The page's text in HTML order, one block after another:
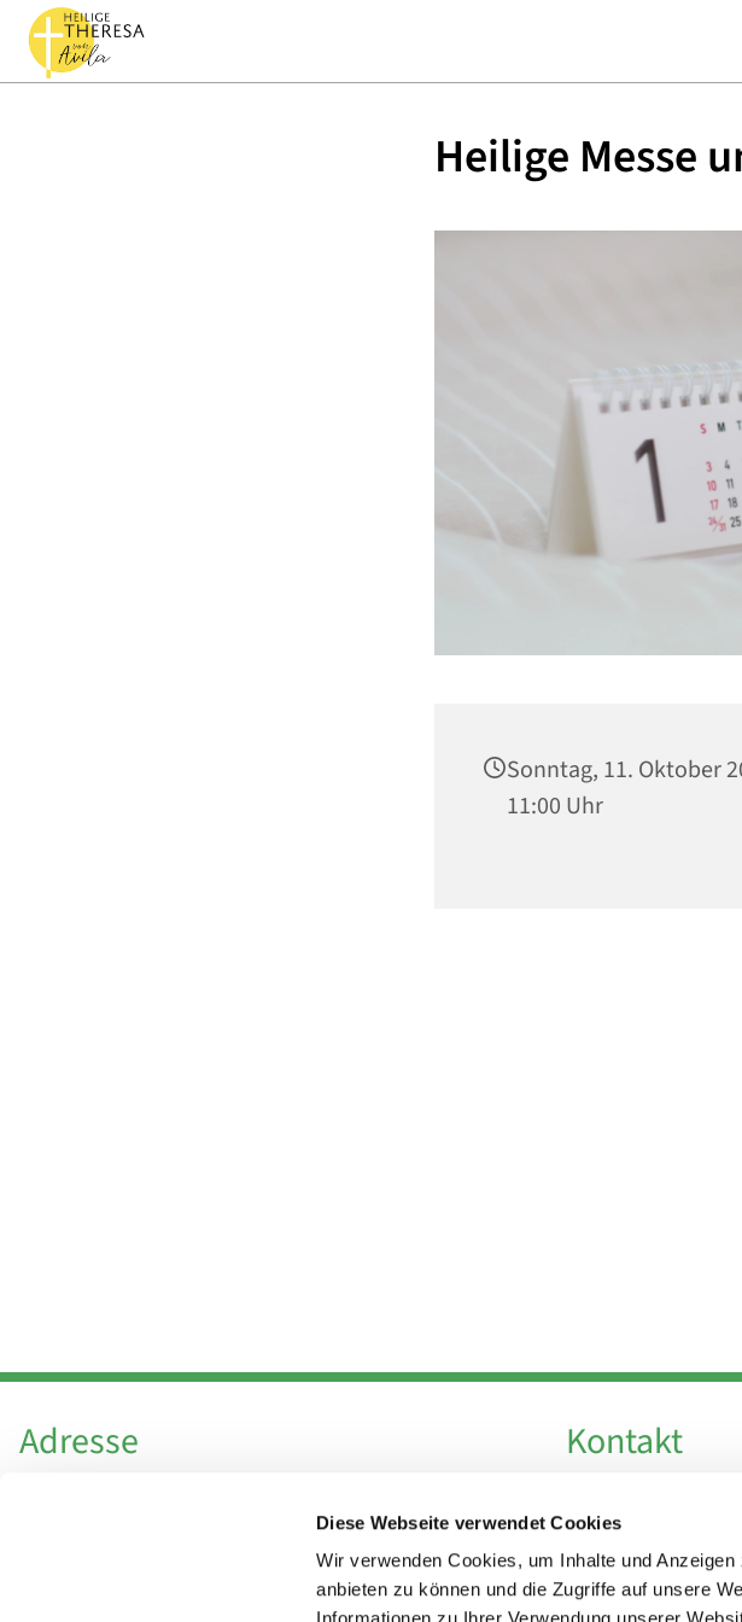
Diese Webseite verwendet Cookies
Wir verwenden Cookies, um Inhalte und
anbieten zu können und die Zugriffe auf unsere
Heilige Messe
Sonntag, 11. Oktober
11:00 Uhr
Adresse
Hl. Theresa von Avila Berlin Nordost
Leitender Pfarrer - Norbert Pomplun
Kontakt
Fax +49 30 924 54 18
E-Mail